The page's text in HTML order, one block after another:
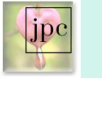
Passer
au
contenu